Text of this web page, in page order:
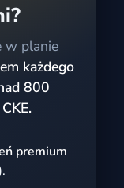
w planie
każdego
800
premium